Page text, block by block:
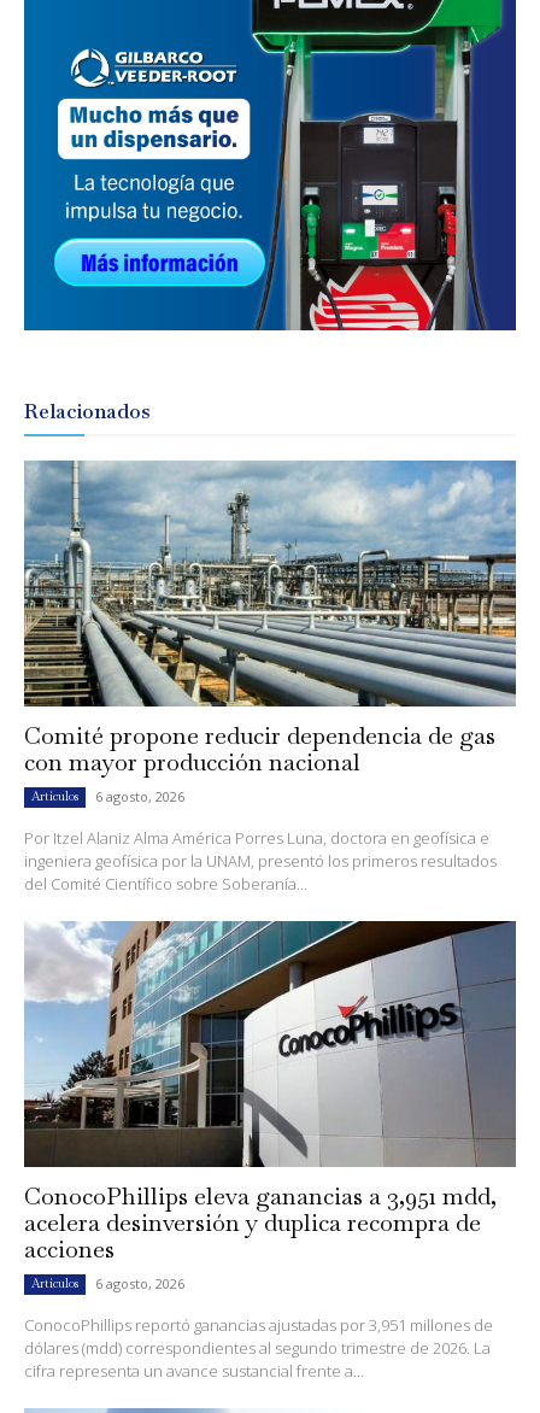
Relacionados
Comité propone reducir dependencia de gas
con mayor producción nacional
Artículos 6 agosto, 2026
Por Itzel Alaniz Alma América Porres Luna, doctora en geofísica e
ingeniera geofísica por la UNAM, presentó los primeros resultados
del Comité Científico sobre Soberanía...
ConocoPhillips eleva ganancias a 3,951 mdd,
acelera desinversión y duplica recompra de
acciones
Artículos 6 agosto, 2026
ConocoPhillips reportó ganancias ajustadas por 3,951 millones de
dólares (mdd) correspondientes al segundo trimestre de 2026. La
cifra representa un avance sustancial frente a...